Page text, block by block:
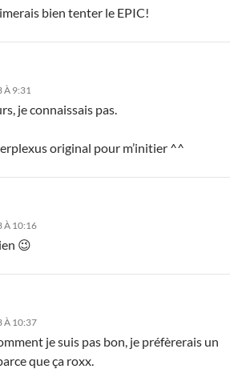
bien tenter le EPIC!
À 9:31
je connaissais pas.
original pour m’initier ^^
À 10:16
😉
À 10:37
je suis pas bon, je préfèrerais un
que ça roxx.